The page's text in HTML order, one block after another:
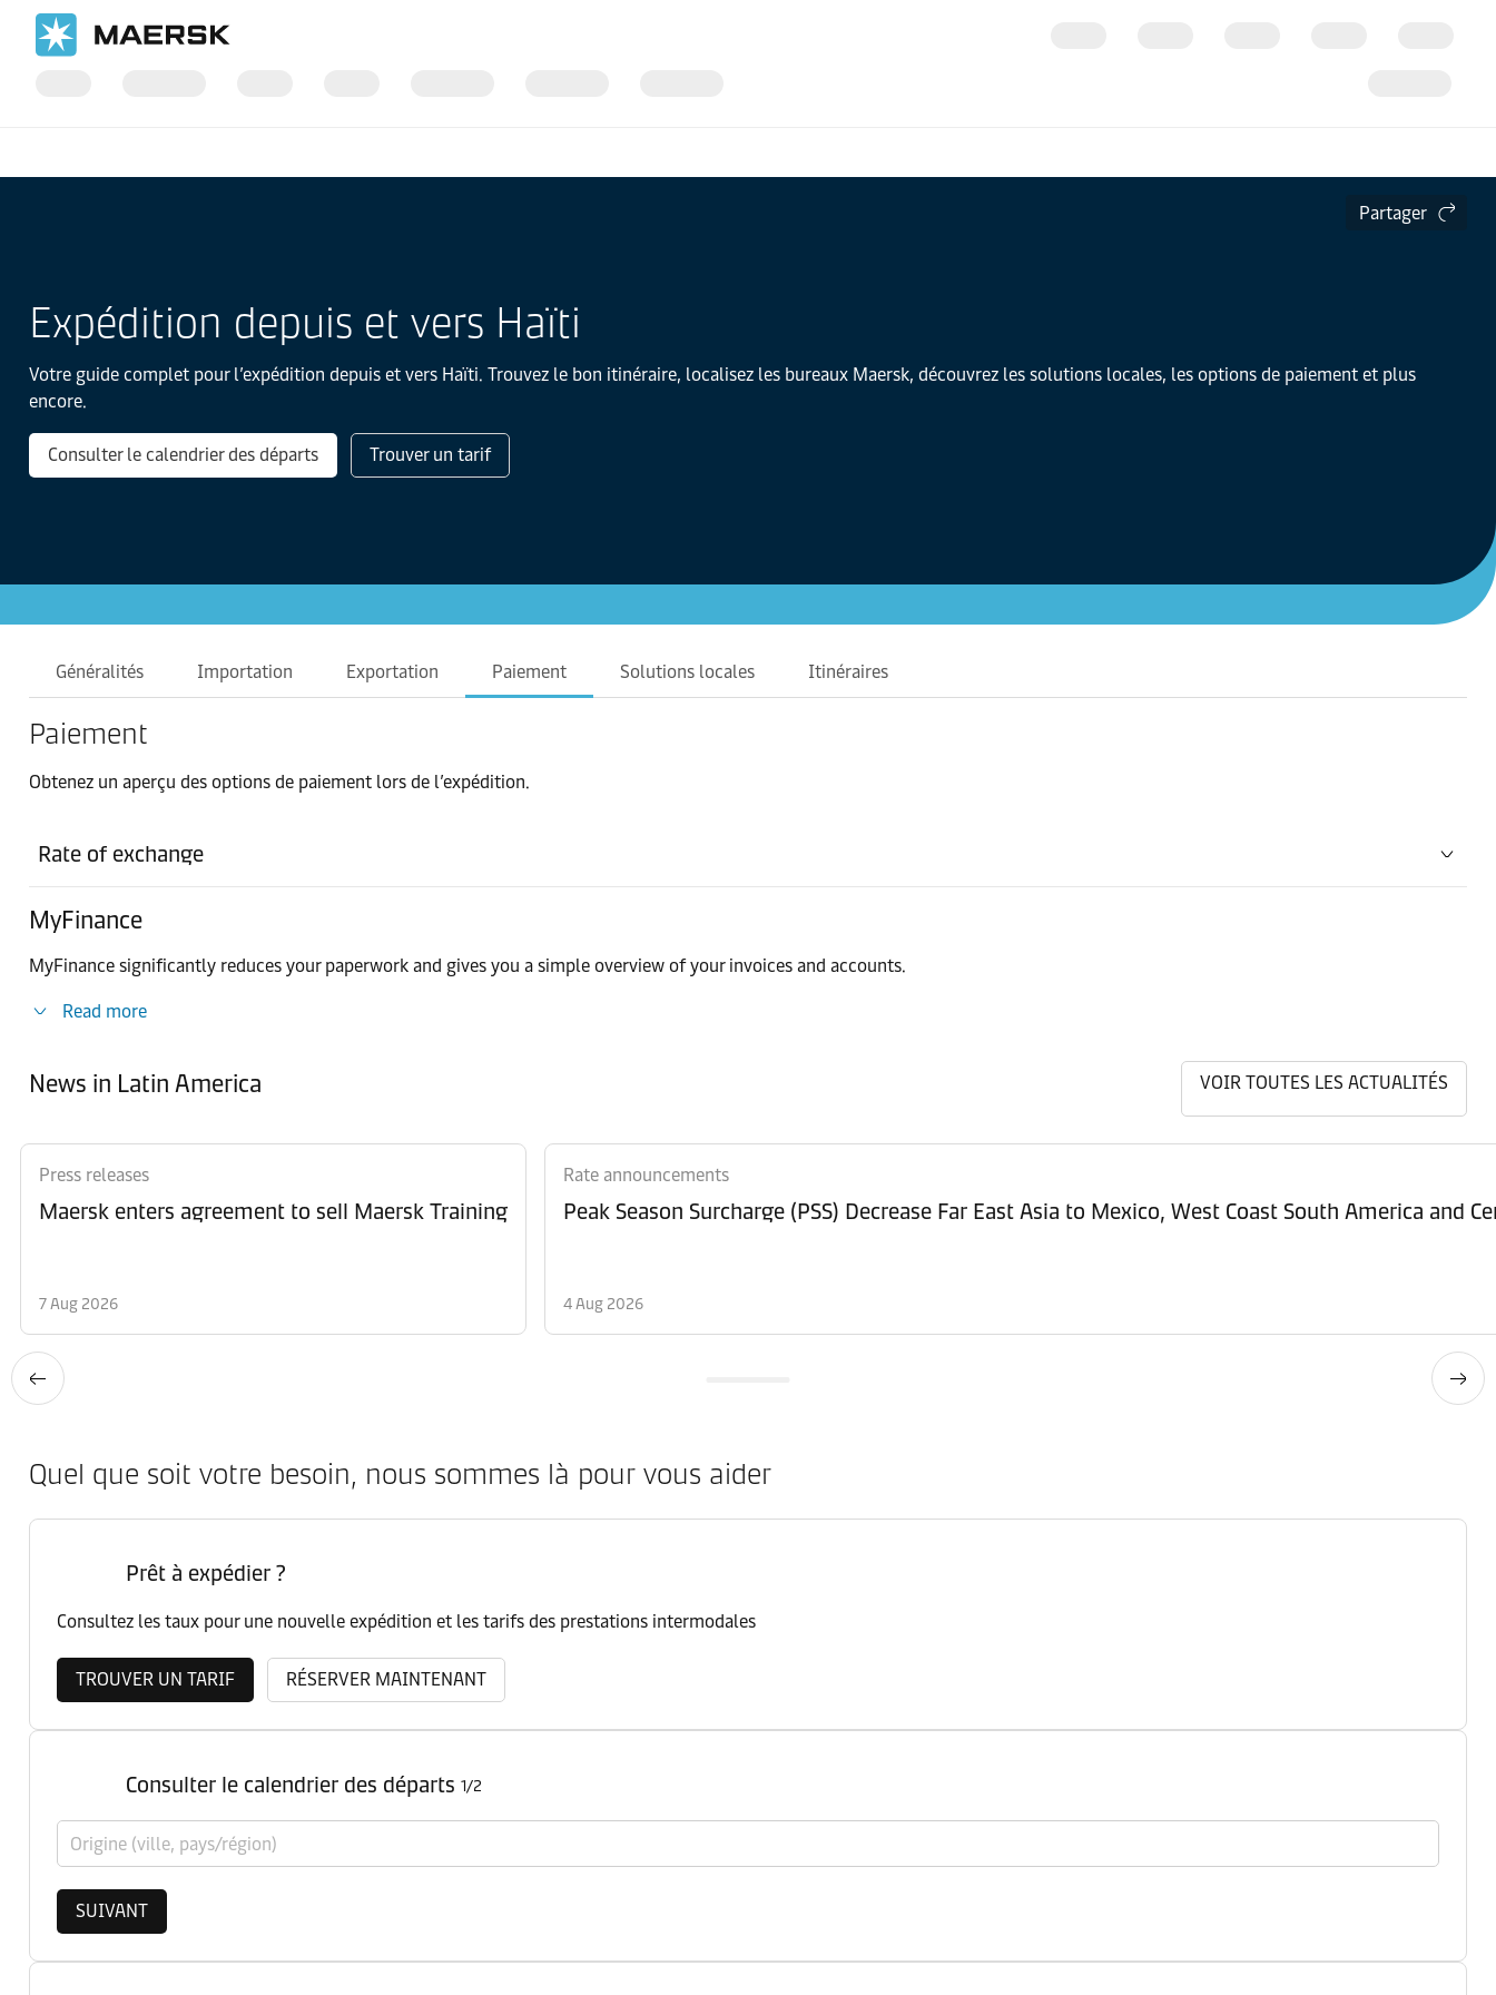
Partager
Expédition depuis et vers Haïti
Votre guide complet pour l’expédition depuis et vers Haïti. Trouvez le bon itinéraire, localisez les bureaux Maersk, découvrez les solutions locales, les options de paiement et plus
encore.
Consulter le calendrier des départs Trouver un tarif
Généralités Importation Exportation Paiement Solutions locales Itinéraires
Paiement
Obtenez un aperçu des options de paiement lors de l’expédition.
Rate of exchange
MyFinance
MyFinance significantly reduces your paperwork and gives you a simple overview of your invoices and accounts.
Read more
News in Latin America VOIR TOUTES LES ACTUALITÉS
Press releases
Maersk enters agreement to sell Maersk Training
7 Aug 2026
Rate announcements
Peak Season Surcharge (PSS) Decrease Far East Asia to Mexico, West Coast South America and
4 Aug 2026
Quel que soit votre besoin, nous sommes là pour vous aider
Prêt à expédier ?
Consultez les taux pour une nouvelle expédition et les tarifs des prestations intermodales
TROUVER UN TARIF RÉSERVER MAINTENANT
Consulter le calendrier des départs 1/2
Origine (ville, pays/région)
SUIVANT